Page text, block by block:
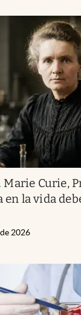
. Marie Curie,
en la vida
2026